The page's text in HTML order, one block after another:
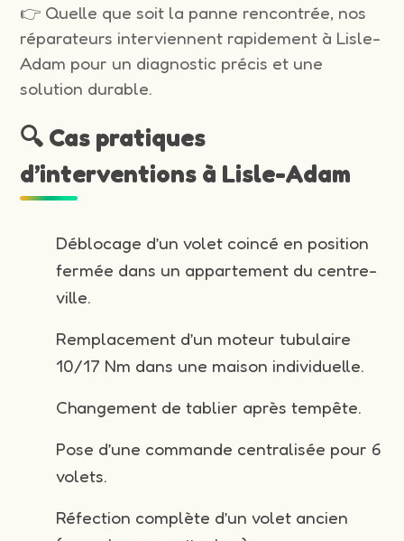
👉 Quelle que soit la panne rencontrée, nos
réparateurs interviennent rapidement à Lisle-
Adam pour un diagnostic précis et une
solution durable.
🔍 Cas pratiques
d’interventions à Lisle-Adam
Déblocage d’un volet coincé en position
fermée dans un appartement du centre-
ville.
Remplacement d’un moteur tubulaire
10/17 Nm dans une maison individuelle.
Changement de tablier après tempête.
Pose d’une commande centralisée pour 6
volets.
Réfection complète d’un volet ancien